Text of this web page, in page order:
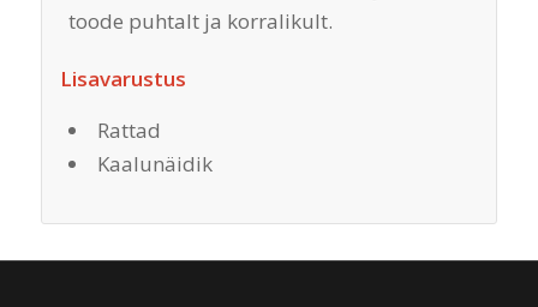
toode puhtalt ja korralikult.
Lisavarustus
Rattad
Kaalunäidik